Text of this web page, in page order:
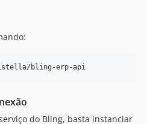
bling-erp-api
do Bling, basta instanciar